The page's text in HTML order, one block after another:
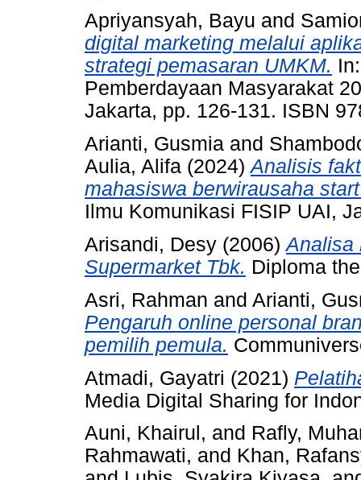
Apriyansyah, Bayu and
digital marketing melalui
strategi pemasaran UMKM.
Pemberdayaan Masyarakat
Jakarta, pp. 126-131. ISBN
Arianti, Gusmia and
Aulia, Alifa (2024)Analisis
mahasiswa berwirausaha
Ilmu Komunikasi FISIP UAI,
Arisandi, Desy (2006)Analisa
Supermarket Tbk. Diploma
Asri, Rahman and Arianti,
Pengaruh online personal
pemilih pemula.
Atmadi, Gayatri (2021)
Media Digital Sharing for
Auni, Khairul, and Rafly,
Rahmawati, and Khan,